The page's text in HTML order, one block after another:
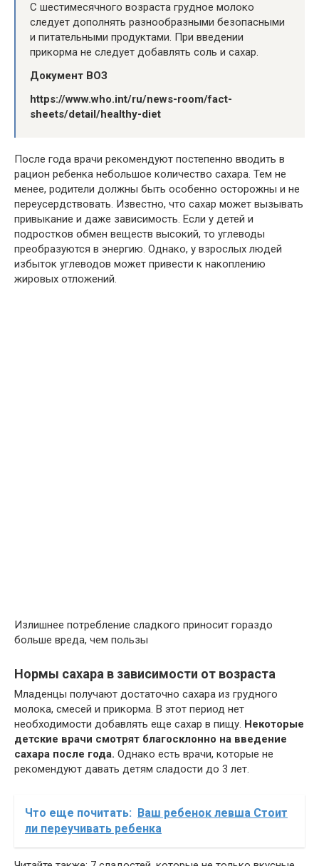
С шестимесячного возраста грудное молоко
следует дополнять разнообразными безопасными
и питательными продуктами. При введении
прикорма не следует добавлять соль и сахар.
Документ ВОЗ
https://www.who.int/ru/news-room/fact-
sheets/detail/healthy-diet
После года врачи рекомендуют постепенно вводить в
рацион ребенка небольшое количество сахара. Тем не
менее, родители должны быть особенно осторожны и не
переусердствовать. Известно, что сахар может вызывать
привыкание и даже зависимость. Если у детей и
подростков обмен веществ высокий, то углеводы
преобразуются в энергию. Однако, у взрослых людей
избыток углеводов может привести к накоплению
жировых отложений.
Излишнее потребление сладкого приносит гораздо
больше вреда, чем пользы
Нормы сахара в зависимости от возраста
Младенцы получают достаточно сахара из грудного
молока, смесей и прикорма. В этот период нет
необходимости добавлять еще сахар в пищу. Некоторые
детские врачи смотрят благосклонно на введение
сахара после года. Однако есть врачи, которые не
рекомендуют давать детям сладости до 3 лет.
Что еще почитать: Ваш ребенок левша Стоит
ли переучивать ребенка